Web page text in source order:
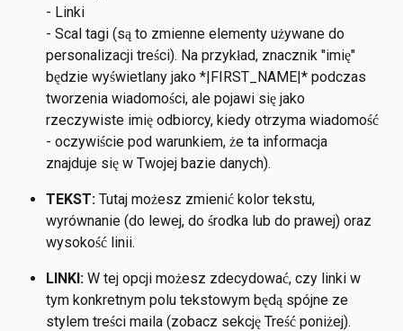
- Linki
- Scal tagi (są to zmienne elementy używane do
personalizacji treści). Na przykład, znacznik "imię"
będzie wyświetlany jako *|FIRST_NAME|* podczas
tworzenia wiadomości, ale pojawi się jako
rzeczywiste imię odbiorcy, kiedy otrzyma wiadomość
- oczywiście pod warunkiem, że ta informacja
znajduje się w Twojej bazie danych).
TEKST: Tutaj możesz zmienić kolor tekstu,
wyrównanie (do lewej, do środka lub do prawej) oraz
wysokość linii.
LINKI: W tej opcji możesz zdecydować, czy linki w
tym konkretnym polu tekstowym będą spójne ze
stylem treści maila (zobacz sekcję Treść poniżej).